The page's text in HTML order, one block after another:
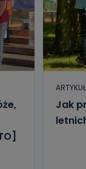
Jak